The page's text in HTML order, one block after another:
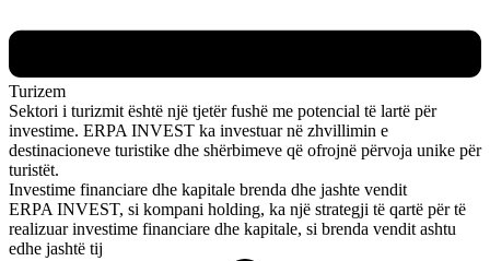
Turizem
Sektori i turizmit është një tjetër fushë me potencial të lartë për
investime. ERPA INVEST ka investuar në zhvillimin e
destinacioneve turistike dhe shërbimeve që ofrojnë përvoja unike për
turistët.
Investime financiare dhe kapitale brenda dhe jashte vendit
ERPA INVEST, si kompani holding, ka një strategji të qartë për të
realizuar investime financiare dhe kapitale, si brenda vendit ashtu
edhe jashtë tij